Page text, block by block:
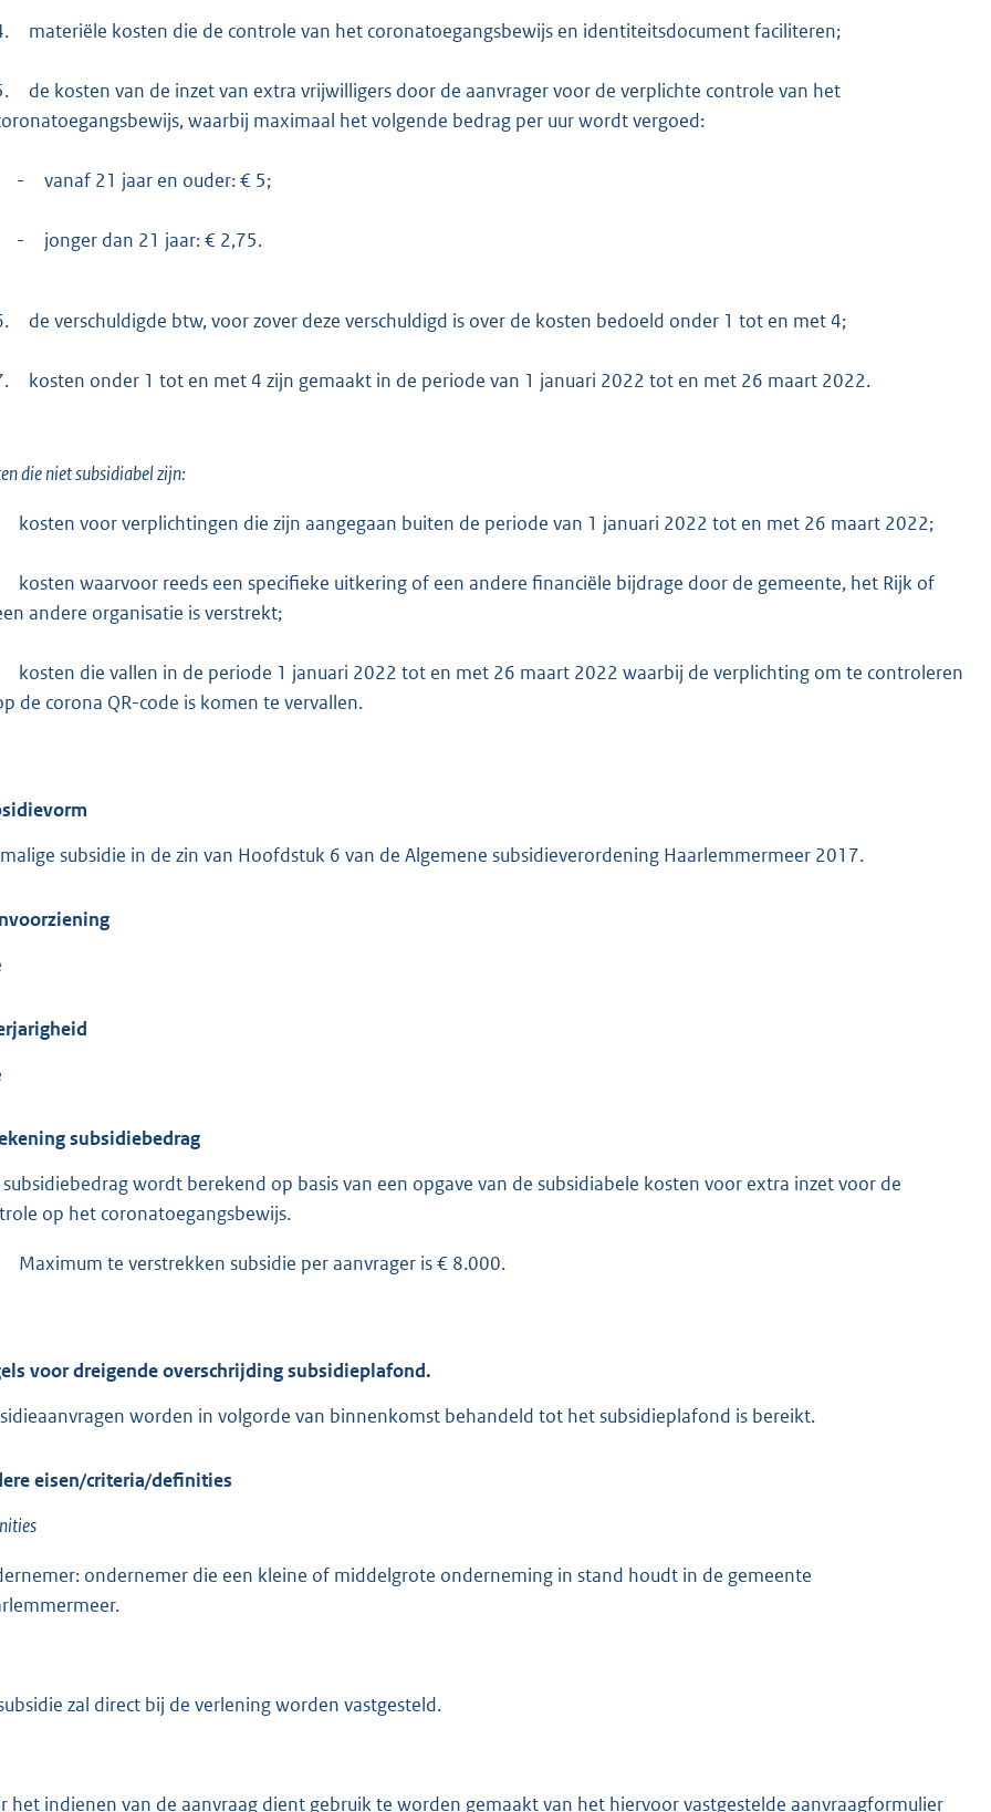
materiële kosten die de controle van het coronatoegangsbewijs en identiteitsdocument faciliteren;
de kosten van de inzet van extra vrijwilligers door de aanvrager voor de verplichte controle van het
waarbij maximaal het volgende bedrag per uur wordt vergoed:
- vanaf 21 jaar en ouder: € 5;
- jonger dan 21 jaar: € 2,75.
de verschuldigde btw, voor zover deze verschuldigd is over de kosten bedoeld onder 1 tot en met 4;
kosten onder 1 tot en met 4 zijn gemaakt in de periode van 1 januari 2022 tot en met 26 maart 2022.
die niet subsidiabel zijn:
kosten voor verplichtingen die zijn aangegaan buiten de periode van 1 januari 2022 tot en met 26 maart 2022;
kosten waarvoor reeds een specifieke uitkering of een andere financiële bijdrage door de gemeente, het Rijk of
andere organisatie is verstrekt;
kosten die vallen in de periode 1 januari 2022 tot en met 26 maart 2022 waarbij de verplichting om te controleren
de corona QR-code is komen te vervallen.
subsidie in de zin van Hoofdstuk 6 van de Algemene subsidieverordening Haarlemmermeer 2017.
subsidiebedrag
wordt berekend op basis van een opgave van de subsidiabele kosten voor extra inzet voor de
op het coronatoegangsbewijs.
Maximum te verstrekken subsidie per aanvrager is € 8.000.
voor dreigende overschrijding subsidieplafond.
worden in volgorde van binnenkomst behandeld tot het subsidieplafond is bereikt.
eisen/criteria/definities
ondernemer die een kleine of middelgrote onderneming in stand houdt in de gemeente
zal direct bij de verlening worden vastgesteld.
het indienen van de aanvraag dient gebruik te worden gemaakt van het hiervoor vastgestelde aanvraagformulier